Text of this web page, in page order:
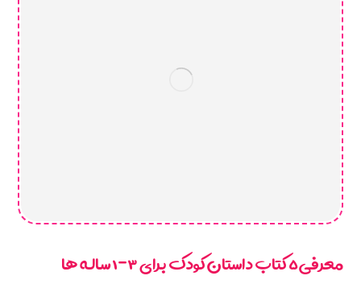
معرفی ۵ کتاب داستان کودک برای ۳-۱ ساله ها